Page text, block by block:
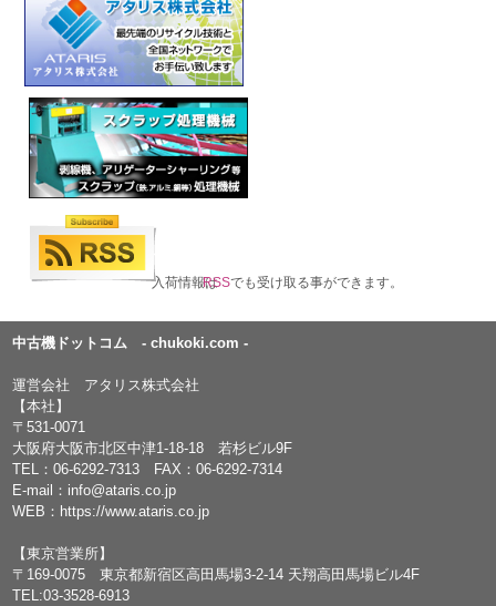
入荷情報はRSSでも受け取る事ができます。
中古機ドットコム - chukoki.com -
運営会社 アタリス株式会社
【本社】
〒531-0071
大阪府大阪市北区中津1-18-18 若杉ビル9F
TEL：06-6292-7313 FAX：06-6292-7314
E-mail： info@ataris.co.jp
WEB： https://www.ataris.co.jp
【東京営業所】
〒169-0075 東京都新宿区高田馬場3-2-14 天翔高田馬場ビル4F
TEL:03-3528-6913